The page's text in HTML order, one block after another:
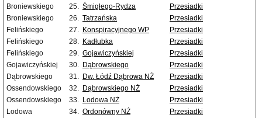
Broniewskiego
25. Śmigłego-Rydza
Przesiadki
Broniewskiego
26. Tatrzańska
Przesiadki
Felińskiego
27. Konspiracyjnego WP
Przesiadki
Felińskiego
28. Kadłubka
Przesiadki
Felińskiego
29. Gojawiczyńskiej
Przesiadki
Gojawiczyńskiej
30. Dąbrowskiego
Przesiadki
Dąbrowskiego
31. Dw. Łódź Dąbrowa NŻ
Przesiadki
Ossendowskiego
32. Dąbrowskiego NŻ
Przesiadki
Ossendowskiego
33. Lodowa NŻ
Przesiadki
Lodowa
34. Ordonówny NŻ
Przesiadki